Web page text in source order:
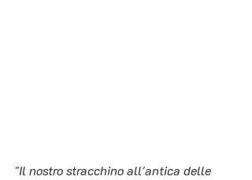
"Il nostro stracchino all'antica delle